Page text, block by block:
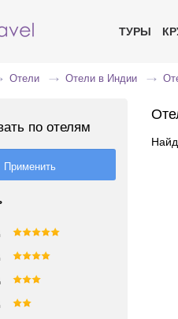
ТУРЫ
Отели Отели в Индии
по отелям